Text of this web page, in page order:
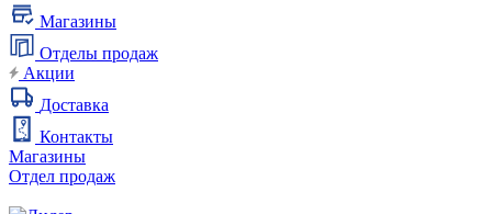
Магазины
Отделы продаж
Акции
Доставка
Контакты
Магазины
Отдел продаж